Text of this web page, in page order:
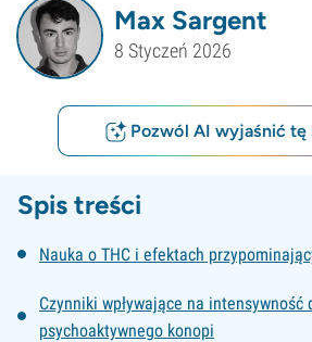
Max Sargent
8 Styczeń 2026
Pozwól AI wyjaśnić tę
Spis treści
Nauka o THC i efektach
Czynniki wpływające na intensywność
psychoaktywnego konopi